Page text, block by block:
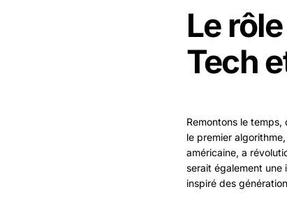
Le
Tech
Remontons le
le premier
américaine, a
serait également
inspiré des